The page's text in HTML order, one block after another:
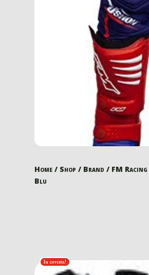
Home / Shop / Brand / FM Racing
Blu
In offerta!